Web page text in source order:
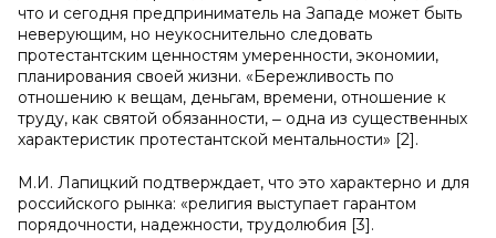
что и сегодня предприниматель на Западе может быть
неверующим, но неукоснительно следовать
протестантским ценностям умеренности, экономии,
планирования своей жизни. «Бережливость по
отношению к вещам, деньгам, времени, отношение к
труду, как святой обязанности, ‒ одна из существенных
характеристик протестантской ментальности» [2].
М.И. Лапицкий подтверждает, что это характерно и для
российского рынка: «религия выступает гарантом
порядочности, надежности, трудолюбия [3].